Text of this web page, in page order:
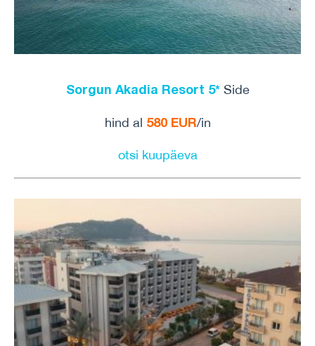
Sorgun Akadia Resort 5*Side
hind al 580EUR/in
otsi kuupäeva